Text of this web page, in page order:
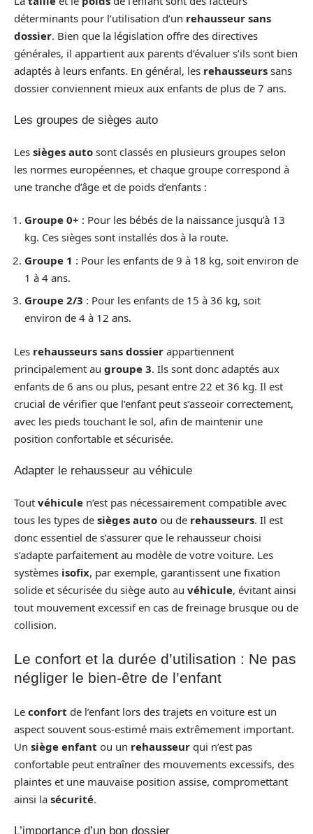
déterminants pour l’utilisation d’un rehausseur sans
dossier. Bien que la législation offre des directives
générales, il appartient aux parents d’évaluer s’ils sont bien
adaptés à leurs enfants. En général, les rehausseurs sans
dossier conviennent mieux aux enfants de plus de 7 ans.
Les groupes de sièges auto
Les sièges auto sont classés en plusieurs groupes selon
les normes européennes, et chaque groupe correspond à
une tranche d’âge et de poids d’enfants :
Groupe 0+ : Pour les bébés de la naissance jusqu’à 13
kg. Ces sièges sont installés dos à la route.
Groupe 1 : Pour les enfants de 9 à 18 kg, soit environ de
1 à 4 ans.
Groupe 2/3 : Pour les enfants de 15 à 36 kg, soit
environ de 4 à 12 ans.
Les rehausseurs sans dossier appartiennent
principalement au groupe 3. Ils sont donc adaptés aux
enfants de 6 ans ou plus, pesant entre 22 et 36 kg. Il est
crucial de vérifier que l’enfant peut s’asseoir correctement,
avec les pieds touchant le sol, afin de maintenir une
position confortable et sécurisée.
Adapter le rehausseur au véhicule
Tout véhicule n’est pas nécessairement compatible avec
tous les types de sièges auto ou de rehausseurs. Il est
donc essentiel de s’assurer que le rehausseur choisi
s’adapte parfaitement au modèle de votre voiture. Les
systèmes isofix, par exemple, garantissent une fixation
solide et sécurisée du siège auto au véhicule, évitant ainsi
tout mouvement excessif en cas de freinage brusque ou de
collision.
Le confort et la durée d’utilisation : Ne pas
négliger le bien-être de l’enfant
Le confort de l’enfant lors des trajets en voiture est un
aspect souvent sous-estimé mais extrêmement important.
Un siège enfant ou un rehausseur qui n’est pas
confortable peut entraîner des mouvements excessifs, des
plaintes et une mauvaise position assise, compromettant
ainsi la sécurité.
L’importance d’un bon dossier